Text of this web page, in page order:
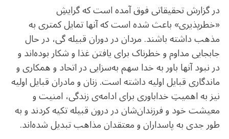
در گزارش تحقیقاتی فوق آمده است که گرایشِ
«خطرپذیری» باعث شده است که آنها تمایل کمتری به
مذهب داشته باشند. مردان در دوران قبیله گی، در حال
جابجایی مداوم و خطرناک برای یافتن غذا و شکار بوده‌اند و
در نبود آنها باور به خدا سهم به‌سزایی در اتحاد و همکاری و
ماندگاری قبایل اولیه داشته است. زنان و مادران قبایل اولیه
نیز به اهمیتِ خداباوری برای ادامه‌ی زندگی، امنیت و
معیشت خود و فرزندان‌شان در درون قبیله تکیه کردند و به
طور جدی به پاسداران و معتقدان مذاهب تبدیل شده‌اند.